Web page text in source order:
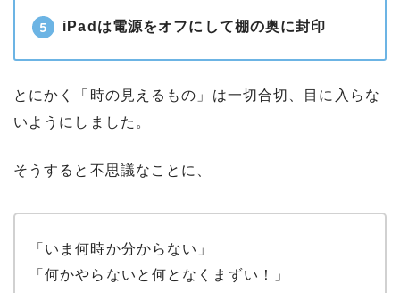
iPadは電源をオフにして棚の奥に封印
とにかく「時の見えるもの」は一切合切、目に入らな
いようにしました。
そうすると不思議なことに、
「いま何時か分からない」
「何かやらないと何となくまずい！」